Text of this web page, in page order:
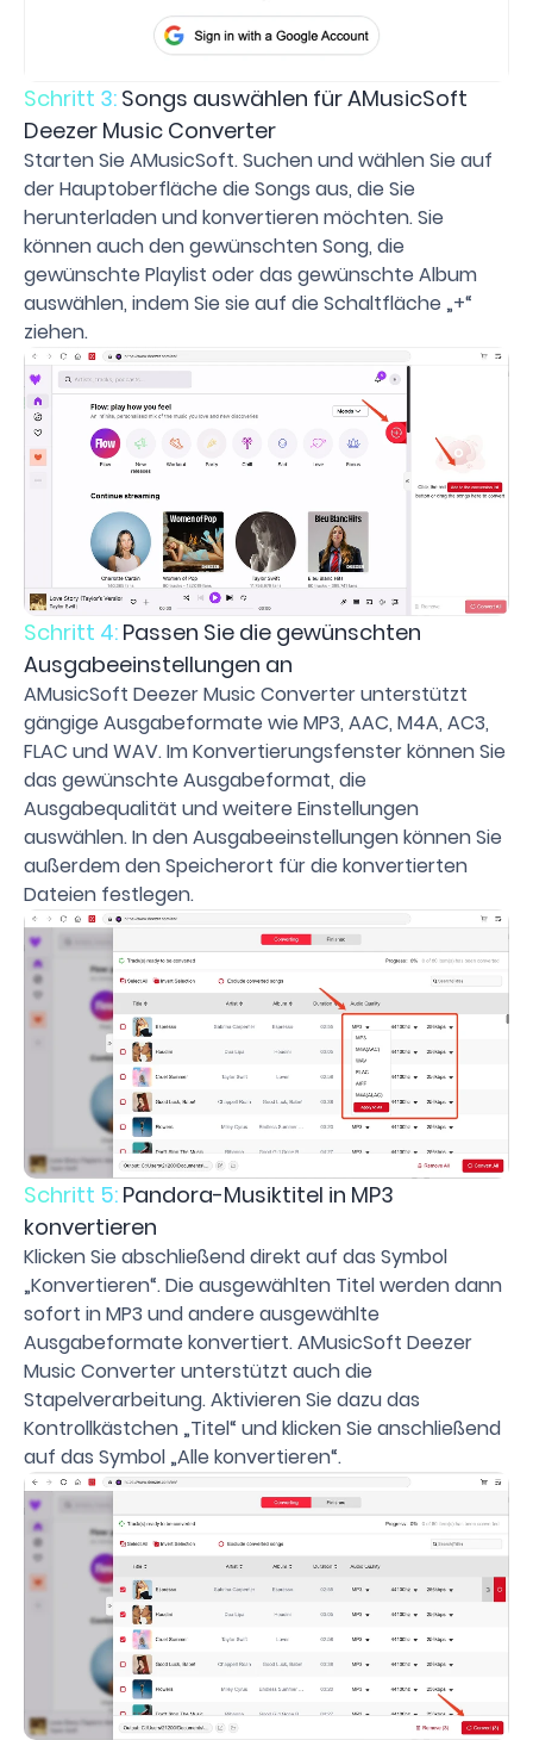
Schritt 3: Songs auswählen für AMusicSoft
Deezer Music Converter
Starten Sie AMusicSoft. Suchen und wählen Sie auf
der Hauptoberfläche die Songs aus, die Sie
herunterladen und konvertieren möchten. Sie
können auch den gewünschten Song, die
gewünschte Playlist oder das gewünschte Album
auswählen, indem Sie sie auf die Schaltfläche „+“
ziehen.
Schritt 4: Passen Sie die gewünschten
Ausgabeeinstellungen an
AMusicSoft Deezer Music Converter unterstützt
gängige Ausgabeformate wie MP3, AAC, M4A, AC3,
FLAC und WAV. Im Konvertierungsfenster können Sie
das gewünschte Ausgabeformat, die
Ausgabequalität und weitere Einstellungen
auswählen. In den Ausgabeeinstellungen können Sie
außerdem den Speicherort für die konvertierten
Dateien festlegen.
Schritt 5: Pandora-Musiktitel in MP3
konvertieren
Klicken Sie abschließend direkt auf das Symbol
„Konvertieren“. Die ausgewählten Titel werden dann
sofort in MP3 und andere ausgewählte
Ausgabeformate konvertiert. AMusicSoft Deezer
Music Converter unterstützt auch die
Stapelverarbeitung. Aktivieren Sie dazu das
Kontrollkästchen „Titel“ und klicken Sie anschließend
auf das Symbol „Alle konvertieren“.